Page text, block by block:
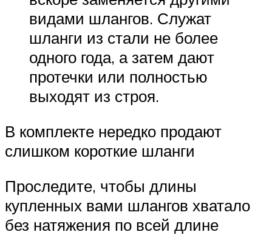
видами шлангов. Служат
шланги из стали не более
одного года, а затем дают
протечки или полностью
выходят из строя.
В комплекте нередко продают
слишком короткие шланги
Проследите, чтобы длины
купленных вами шлангов хватало
без натяжения по всей длине